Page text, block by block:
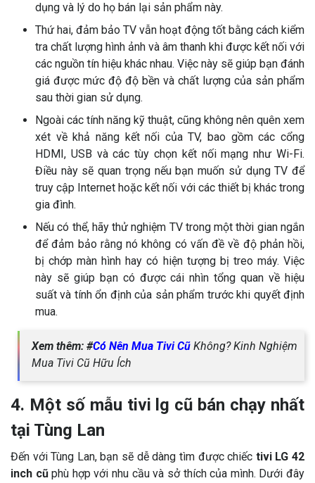
dụng và lý do họ bán lại sản phẩm này.
Thứ hai, đảm bảo TV vẫn hoạt động tốt bằng cách kiểm
tra chất lượng hình ảnh và âm thanh khi được kết nối với
các nguồn tín hiệu khác nhau. Việc này sẽ giúp bạn đánh
giá được mức độ độ bền và chất lượng của sản phẩm
sau thời gian sử dụng.
Ngoài các tính năng kỹ thuật, cũng không nên quên xem
xét về khả năng kết nối của TV, bao gồm các cổng
HDMI, USB và các tùy chọn kết nối mạng như Wi-Fi.
Điều này sẽ quan trọng nếu bạn muốn sử dụng TV để
truy cập Internet hoặc kết nối với các thiết bị khác trong
gia đình.
Nếu có thể, hãy thử nghiệm TV trong một thời gian ngắn
để đảm bảo rằng nó không có vấn đề về độ phản hồi,
bị chớp màn hình hay có hiện tượng bị treo máy. Việc
này sẽ giúp bạn có được cái nhìn tổng quan về hiệu
suất và tính ổn định của sản phẩm trước khi quyết định
mua.
Xem thêm: #Có Nên Mua Tivi Cũ Không? Kinh Nghiệm
Mua Tivi Cũ Hữu Ích
4. Một số mẫu tivi lg cũ bán chạy nhất
tại Tùng Lan
Đến với Tùng Lan, bạn sẽ dễ dàng tìm được chiếc tivi LG 42
inch cũphù hợp với nhu cầu và sở thích của mình. Dưới đây